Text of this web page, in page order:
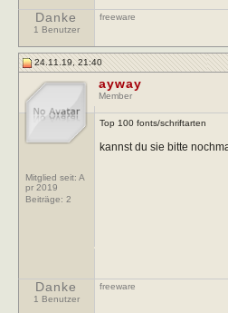
Danke
1 Benutzer
freeware
24.11.19, 21:40
Mitglied seit: A
pr 2019
Beiträge: 2
ayway
Member
Top 100 fonts/schriftarten
kannst du sie bitte
Danke
1 Benutzer
freeware